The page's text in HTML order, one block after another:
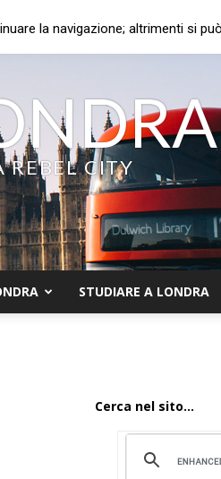
REBEL CITY
STUDIARE A LONDRA
Cerca nel sito...
la navigazione; altrimenti si